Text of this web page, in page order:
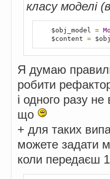
класу моделі
    $obj_model
=
    $content
=
Я думаю
робити
і одного разу
що
+ для таких
можете задати
коли передаєш